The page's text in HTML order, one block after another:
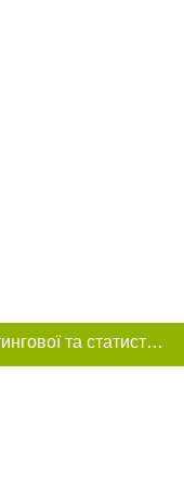
Цей сайт використовує «cookies». Також веб-сайт використовує інтернет-сервіс для збору технічних даних стосовно відвідувачів з метою отримання маркетингової та статистичної інформації. Умови обробки даних відвідувачів сайту див.